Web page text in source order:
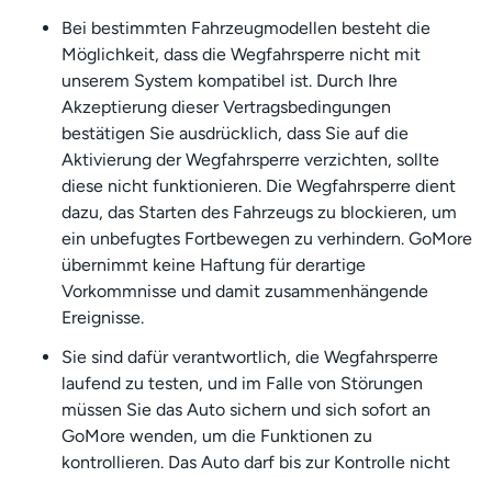
Bei bestimmten Fahrzeugmodellen besteht die
Möglichkeit, dass die Wegfahrsperre nicht mit
unserem System kompatibel ist. Durch Ihre
Akzeptierung dieser Vertragsbedingungen
bestätigen Sie ausdrücklich, dass Sie auf die
Aktivierung der Wegfahrsperre verzichten, sollte
diese nicht funktionieren. Die Wegfahrsperre dient
dazu, das Starten des Fahrzeugs zu blockieren, um
ein unbefugtes Fortbewegen zu verhindern. GoMore
übernimmt keine Haftung für derartige
Vorkommnisse und damit zusammenhängende
Ereignisse.
Sie sind dafür verantwortlich, die Wegfahrsperre
laufend zu testen, und im Falle von Störungen
müssen Sie das Auto sichern und sich sofort an
GoMore wenden, um die Funktionen zu
kontrollieren. Das Auto darf bis zur Kontrolle nicht